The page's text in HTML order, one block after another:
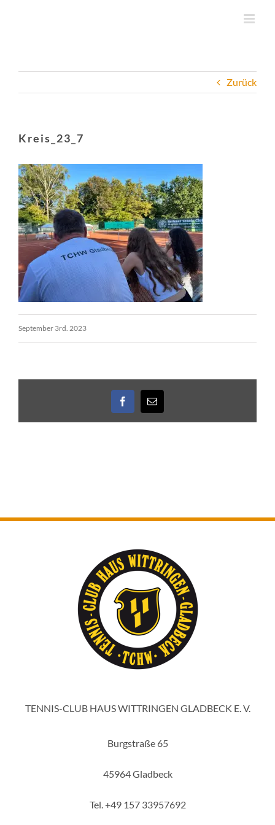
Zurück
Kreis_23_7
September 3rd. 2023
Facebook
E-
Mail
TENNIS-CLUB HAUS WITTRINGEN GLADBECK E. V.
Burgstraße 65
45964 Gladbeck
Tel. +49 157 33957692